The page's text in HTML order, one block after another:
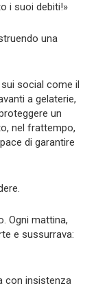
i suoi debiti!»
una
social come il
a gelaterie,
un
nel frattempo,
di garantire
Ogni mattina,
e sussurrava:
con insistenza